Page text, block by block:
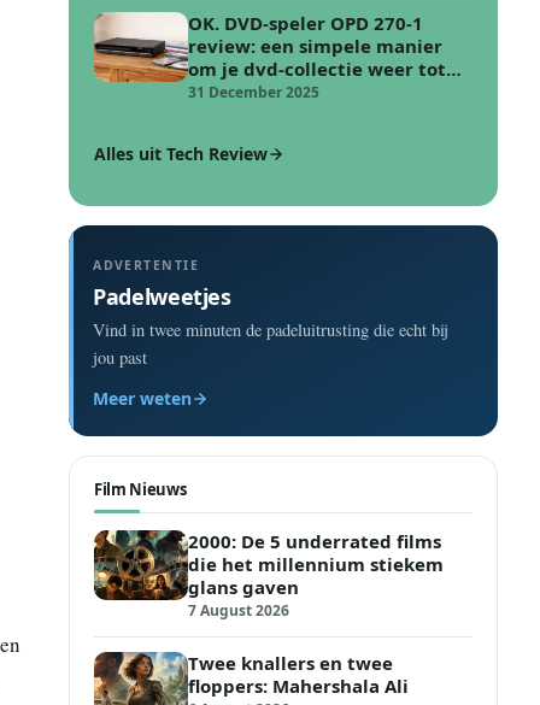
OK. DVD-speler OPD 270-1
review: een simpele manier
om je dvd-collectie weer tot
leven te wekken
31 December 2025
Alles uit Tech Review
ADVERTENTIE
Padelweetjes
Vind in twee minuten de padeluitrusting die echt bij
jou past
Meer weten
Film Nieuws
2000: De 5 underrated films
die het millennium stiekem
glans gaven
7 August 2026
Twee knallers en twee
floppers: Mahershala Ali